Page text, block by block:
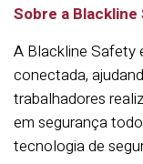
Sobre a
A Blackline Safety
conectada,
trabalhadores
em segurança
tecnologia de